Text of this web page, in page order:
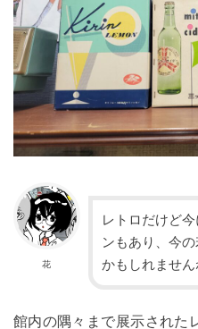
花
レトロだけど
ンもあり、今
かもしれません
館内の隅々まで展示された